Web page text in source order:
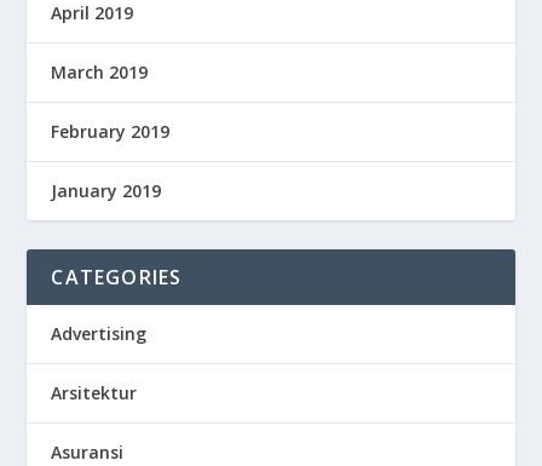
April 2019
March 2019
February 2019
January 2019
CATEGORIES
Advertising
Arsitektur
Asuransi